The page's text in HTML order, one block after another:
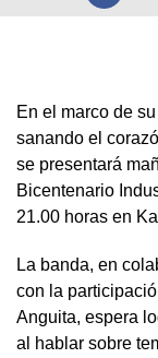
En el marco de
sanando el
se presentará
Bicentenario
21.00 horas en
La banda, en
con la
Anguita, espera
al hablar sobre